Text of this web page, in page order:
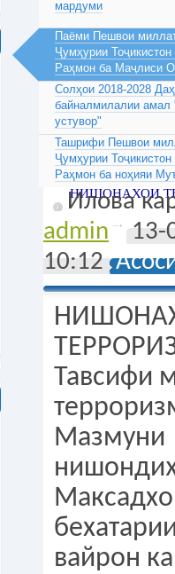
мардуми
Паёми Пешвои
Ҷумҳурии
Раҳмон ба Маҷлиси
Солҳои 2018-2028
байналмилалии
устувор"
Ташрифи Пешвои
Ҷумҳурии
Раҳмон ба ноҳияи
НИШОНАХОИ
Илова
admin
13-
10:12
Тавсифи
Мазмуни
вайрон